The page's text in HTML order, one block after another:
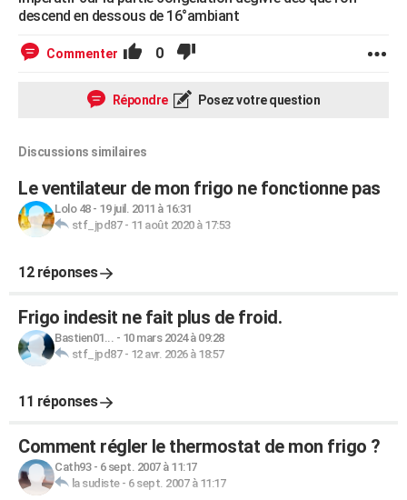
descend en dessous de 16°ambiant
Commenter 0
Répondre Posez votre question
Discussions similaires
Le ventilateur de mon frigo ne fonctionne pas
Lolo 48- 19 juil. 2011 à 16:31
stf_jpd87- 11 août 2020 à 17:53
12 réponses
Frigo indesit ne fait plus de froid.
Bastien01... - 10 mars 2024 à 09:28
stf_jpd87- 12 avr. 2026 à 18:57
11 réponses
Comment régler le thermostat de mon frigo ?
Cath93- 6 sept. 2007 à 11:17
la sudiste- 6 sept. 2007 à 11:17